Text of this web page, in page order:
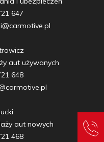
647
aut używanych
648
aut nowych
468